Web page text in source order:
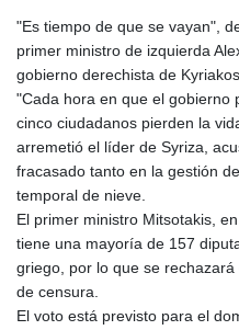
"Es tiempo de que se vayan",
primer ministro de izquierda
gobierno derechista de
"Cada hora en que el gobierno
cinco ciudadanos pierden la
arremetió el líder de Syriza,
fracasado tanto en la gestión
temporal de nieve.
El primer ministro Mitsotakis,
tiene una mayoría de 157
griego, por lo que se
de censura.
El voto está previsto para el